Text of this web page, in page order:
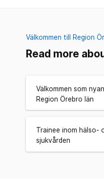
Välkommen till Region
Read more
Välkommen som
Region Örebro län
Trainee inom hälso-
sjukvården